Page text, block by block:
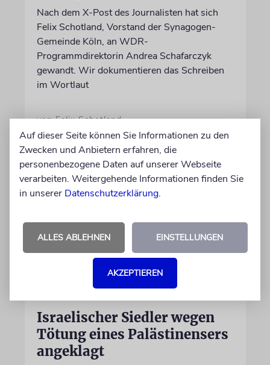
Nach dem X-Post des Journalisten hat sich
Felix Schotland, Vorstand der Synagogen-
Gemeinde Köln, an WDR-
Programmdirektorin Andrea Schafarczyk
gewandt. Wir dokumentieren das Schreiben
im Wortlaut
von Felix Schotland
07.08.2026
Israelischer Siedler wegen
Tötung eines Palästinensers
angeklagt
Auf dieser Seite können Sie Informationen zu den
Zwecken und Anbietern erfahren, die
personenbezogene Daten auf unserer Webseite
verarbeiten. Weitergehende Informationen finden Sie
in unserer Datenschutzerklärung.
ALLES ABLEHNEN EINSTELLUNGEN
AKZEPTIEREN